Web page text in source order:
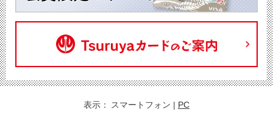
表示： スマートフォン | PC